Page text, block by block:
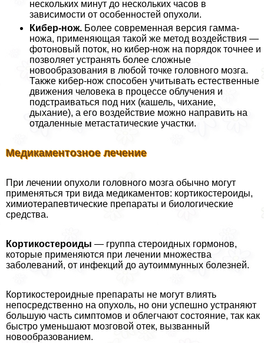
нескольких минут до нескольких часов в
зависимости от особенностей опухоли.
Кибер-нож. Более современная версия гамма-
ножа, применяющая такой же метод воздействия —
фотоновый поток, но кибер-нож на порядок точнее и
позволяет устранять более сложные
новообразования в любой точке головного мозга.
Также кибер-нож способен учитывать естественные
движения человека в процессе облучения и
подстраиваться под них (кашель, чихание,
дыхание), а его воздействие можно направить на
отдаленные метастатические участки.
Медикаментозное лечение
При лечении опухоли головного мозга обычно могут
применяться три вида медикаментов: кортикостероиды,
химиотерапевтические препараты и биологические
средства.
Кортикостероиды — группа стероидных гормонов,
которые применяются при лечении множества
заболеваний, от инфекций до аутоиммунных болезней.
Кортикостероидные препараты не могут влиять
непосредственно на опухоль, но они успешно устраняют
большую часть симптомов и облегчают состояние, так как
быстро уменьшают мозговой отек, вызванный
новообразованием.